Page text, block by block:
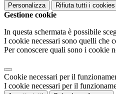
Personalizza Rifiuta tutti i cookies
Gestione cookie
In questa schermata è possibile
I cookie necessari sono quelli che
Per conoscere quali sono i cookie
Cookie necessari per il
I cookie necessari per il